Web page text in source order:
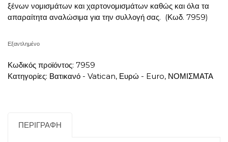
ξένων νομισμάτων και χαρτονομισμάτων καθώς και όλα τα
απαραίτητα αναλώσιμα για την συλλογή σας. (Κωδ. 7959)
Εξαντλημένο
Κωδικός προϊόντος: 7959
Κατηγορίες: Βατικανό - Vatican, Ευρώ - Euro, ΝΟΜΙΣΜΑΤΑ
ΠΕΡΙΓΡΑΦΉ